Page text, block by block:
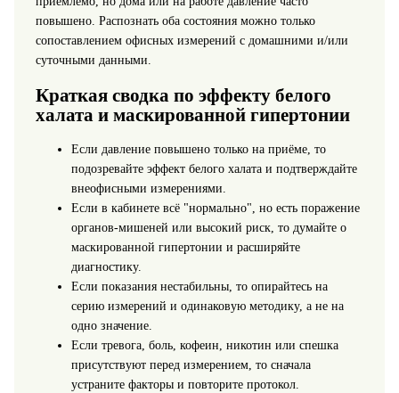
повышено. Распознать оба состояния можно только
сопоставлением офисных измерений с домашними и/или
суточными данными.
Краткая сводка по эффекту белого
халата и маскированной гипертонии
Если давление повышено только на приёме, то
подозревайте эффект белого халата и подтверждайте
внеофисными измерениями.
Если в кабинете всё "нормально", но есть поражение
органов-мишеней или высокий риск, то думайте о
маскированной гипертонии и расширяйте
диагностику.
Если показания нестабильны, то опирайтесь на
серию измерений и одинаковую методику, а не на
одно значение.
Если тревога, боль, кофеин, никотин или спешка
присутствуют перед измерением, то сначала
устраните факторы и повторите протокол.